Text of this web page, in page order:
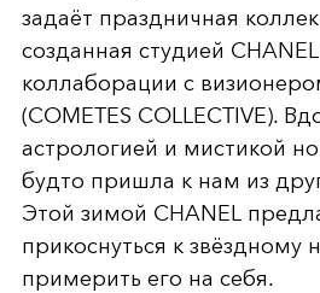
задаёт праздничная
созданная студией
коллаборации с
(COMETES COLLECTIVE).
астрологией и мистикой
будто пришла к нам из
Этой зимой CHANEL
прикоснуться к звёздному
примерить его на себя.